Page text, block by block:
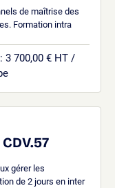
de maîtrise des
Formation intra
: 3 700,00 € HT /
gérer les
de 2 jours en inter